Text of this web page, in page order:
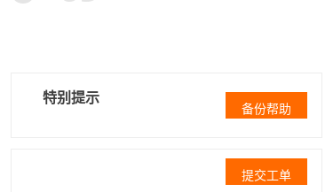
特别提示
备份帮助
提交工单